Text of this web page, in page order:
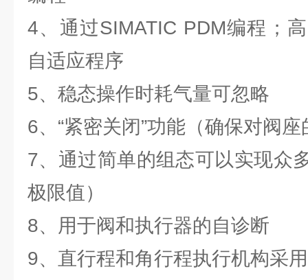
4、通过SIMATIC PDM编程；
自适应程序
5、稳态操作时耗气量可忽略
6、“紧密关闭”功能（确保对阀
7、通过简单的组态可以实现众
极限值）
8、用于阀和执行器的自诊断
9、直行程和角行程执行机构采